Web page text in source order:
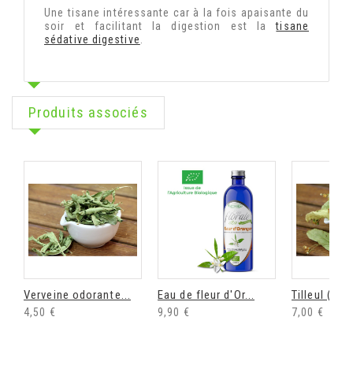
Une tisane intéressante car à la fois apaisante du
soir et facilitant la digestion est latisane
sédative digestive
Produits associés
Verveine odorante...
4,50 €
Eau de fleur d'Or...
9,90 €
Tilleul
7,00 €